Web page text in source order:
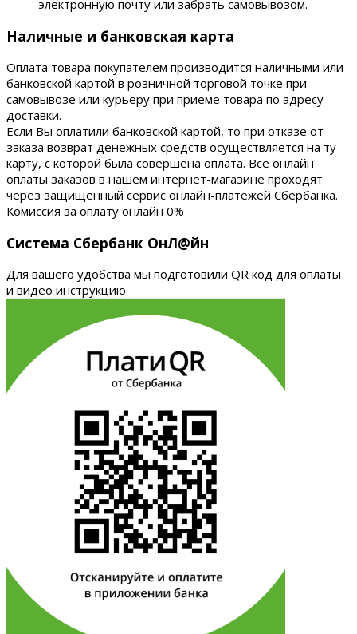
электронную почту или забрать самовывозом.
Наличные и банковская карта
Оплата товара покупателем производится наличными или
банковской картой в розничной торговой точке при
самовывозе или курьеру при приеме товара по адресу
доставки.
Если Вы оплатили банковской картой, то при отказе от
заказа возврат денежных средств осуществляется на ту
карту, с которой была совершена оплата. Все онлайн
оплаты заказов в нашем интернет-магазине проходят
через защищённый сервис онлайн-платежей Сбербанка.
Комиссия за оплату онлайн 0%
Система Сбербанк ОнЛ@йн
Для вашего удобства мы подготовили QR код для оплаты
и видео инструкцию